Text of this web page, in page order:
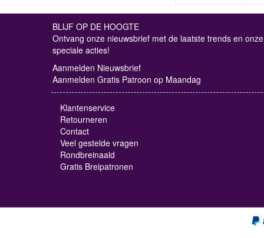
BLIJF OP DE HOOGTE
Ontvang onze nieuwsbrief met de laatste trends en onze
speciale acties!
Aanmelden Nieuwsbrief
Aanmelden Gratis Patroon op Maandag
Klantenservice
Retourneren
Contact
Veel gestelde vragen
Rondbreinaald
Gratis Breipatronen